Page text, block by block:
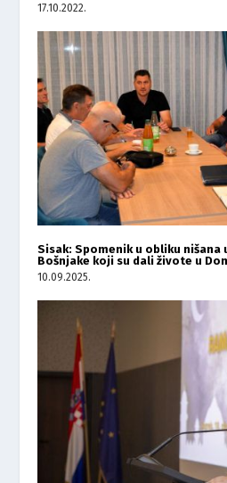
17.10.2022.
Sisak: Spomenik u obliku nišana
Bošnjake koji su dali živote u
10.09.2025.